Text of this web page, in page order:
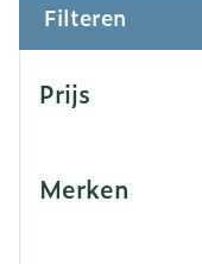
Filteren
Prijs
Merken